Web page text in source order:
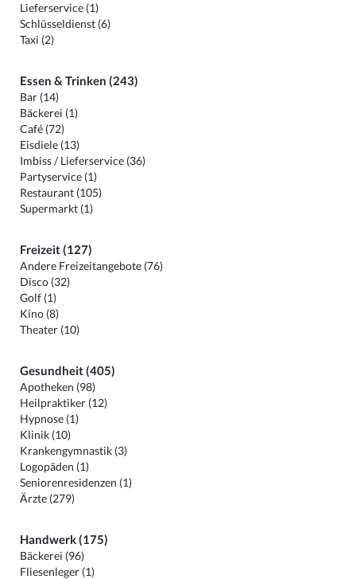
Lieferservice (1)
Schlüsseldienst (6)
Taxi (2)
Essen & Trinken (243)
Bar (14)
Bäckerei (1)
Café (72)
Eisdiele (13)
Imbiss / Lieferservice (36)
Partyservice (1)
Restaurant (105)
Supermarkt (1)
Freizeit (127)
Andere Freizeitangebote (76)
Disco (32)
Golf (1)
Kino (8)
Theater (10)
Gesundheit (405)
Apotheken (98)
Heilpraktiker (12)
Hypnose (1)
Klinik (10)
Krankengymnastik (3)
Logopäden (1)
Seniorenresidenzen (1)
Ärzte (279)
Handwerk (175)
Bäckerei (96)
Fliesenleger (1)